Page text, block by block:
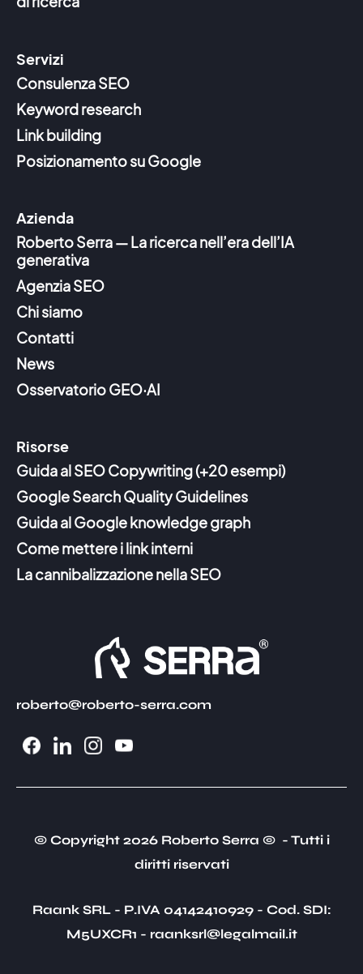
Servizi
Consulenza SEO
Keyword research
Link building
Posizionamento su Google
Azienda
Roberto Serra — La ricerca nell’era dell’IA
generativa
Agenzia SEO
Chi siamo
Contatti
News
Osservatorio GEO·AI
Risorse
Guida al SEO Copywriting (+20 esempi)
Google Search Quality Guidelines
Guida al Google knowledge graph
Come mettere i link interni
La cannibalizzazione nella SEO
roberto@roberto-serra.com
© Copyright 2026 Roberto Serra © - Tutti i
diritti riservati
Raank SRL - P.IVA 04142410929 - Cod. SDI:
M5UXCR1 - raanksrl@legalmail.it